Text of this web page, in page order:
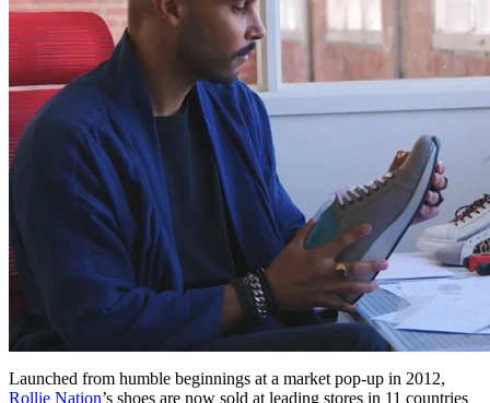
Launched from humble beginnings at a market pop-up in 2012,
Rollie Nation’s shoes are now sold at leading stores in 11 countries